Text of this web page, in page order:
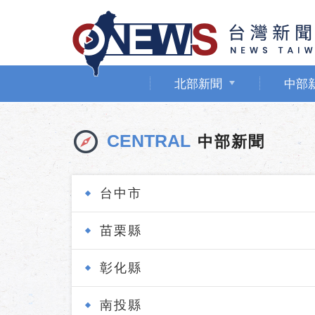
北部新聞 中部
CENTRAL 中部新聞
台中市
苗栗縣
彰化縣
南投縣